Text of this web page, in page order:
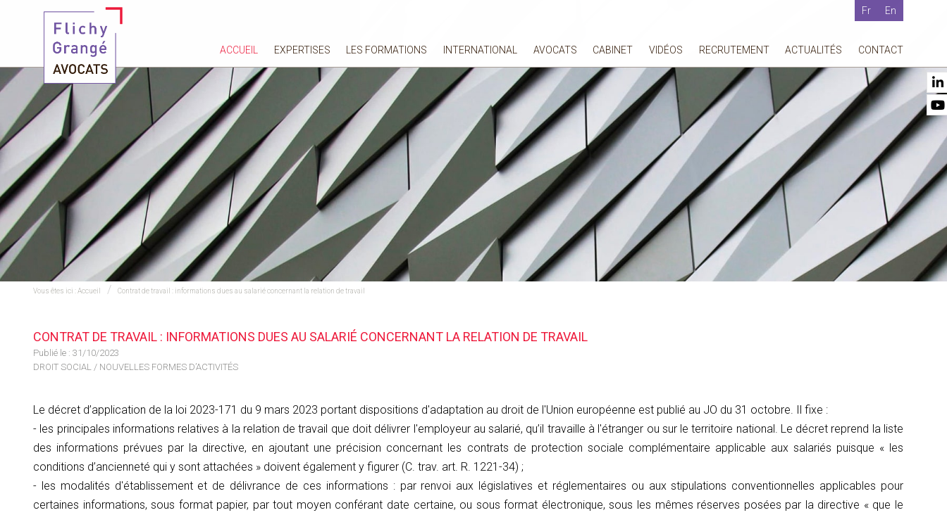
Fr En
ACCUEIL EXPERTISES LES FORMATIONS INTERNATIONAL AVOCATS CABINET VIDÉOS RECRUTEMENT ACTUALITÉS CONTACT
Vous êtes ici :Accueil Contrat de travail : informations dues au salarié concernant la relation de travail
CONTRAT DE TRAVAIL : INFORMATIONS DUES AU SALARIÉ CONCERNANT LA RELATION DE TRAVAIL
Publié le : 31/10/2023
DROIT SOCIAL / NOUVELLES FORMES D’ACTIVITÉS
Le décret d’application de la loi 2023-171 du 9 mars 2023 portant dispositions d'adaptation au droit de l'Union européenne est publié au JO du 31 octobre. Il fixe :
- les principales informations relatives à la relation de travail que doit délivrer l'employeur au salarié, qu’il travaille à l'étranger ou sur le territoire national. Le décret reprend la liste
des informations prévues par la directive, en ajoutant une précision concernant les contrats de protection sociale complémentaire applicable aux salariés puisque « les
conditions d’ancienneté qui y sont attachées » doivent également y figurer (C. trav. art. R. 1221-34) ;
- les modalités d'établissement et de délivrance de ces informations : par renvoi aux législatives et réglementaires ou aux stipulations conventionnelles applicables pour
certaines informations, sous format papier, par tout moyen conférant date certaine, ou sous format électronique, sous les mêmes réserves posées par la directive « que le